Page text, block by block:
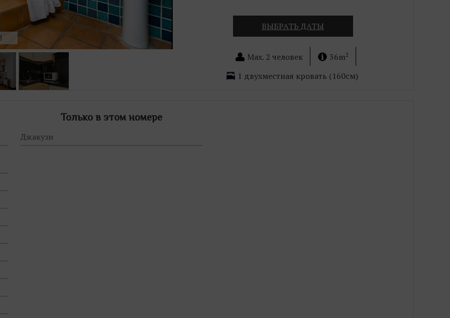
Max. 2 человек 36m2
1 двухместная кровать (160см)
ВЫБРАТЬ ДАТЫ
Только в этом номере
Джакузи